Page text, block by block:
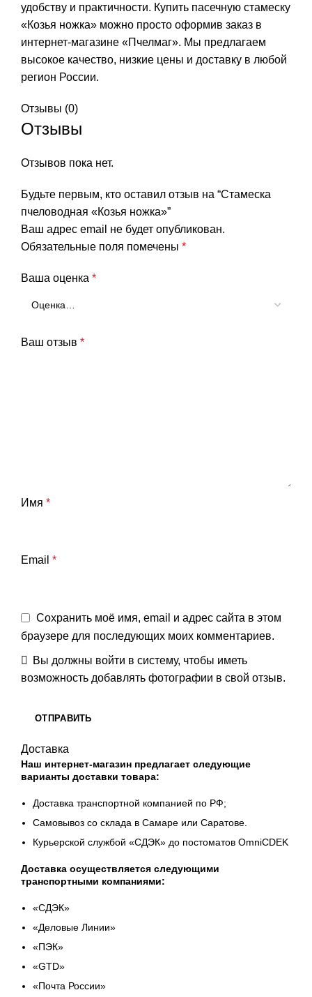
удобству и практичности. Купить пасечную стамеску
«Козья ножка» можно просто оформив заказ в
интернет-магазине «Пчелмаг». Мы предлагаем
высокое качество, низкие цены и доставку в любой
регион России.
Отзывы (0)
Отзывы
Отзывов пока нет.
Будьте первым, кто оставил отзыв на “Стамеска
пчеловодная «Козья ножка»”
Ваш адрес email не будет опубликован.
Обязательные поля помечены *
Ваша оценка *
Ваш отзыв *
Имя *
Email *
Сохранить моё имя, email и адрес сайта в этом
браузере для последующих моих комментариев.
Вы должны войти в систему, чтобы иметь
возможность добавлять фотографии в свой отзыв.
Доставка
Наш интернет-магазин предлагает следующие
варианты доставки товара:
Доставка транспортной компанией по РФ;
Самовывоз со склада в Самаре или Саратове.
Курьерской службой «СДЭК» до постоматов OmniCDEK
Доставка осуществляется следующими
транспортными компаниями:
«СДЭК»
«Деловые Линии»
«ПЭК»
«GТD»
«Почта России»